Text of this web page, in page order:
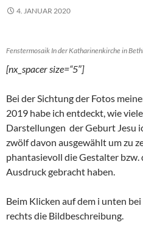
4. JANUAR 2020
Fenstermosaik In der Katharinenkirche in
[nx_spacer size=“5″]
Bei der Sichtung der Fotos
2019 habe ich entdeckt, wie
Darstellungen der Geburt Jesu
zwölf davon ausgewählt um zu
phantasievoll die Gestalter bzw.
Ausdruck gebracht haben.
Beim Klicken auf dem i unten
rechts die Bildbeschreibung.